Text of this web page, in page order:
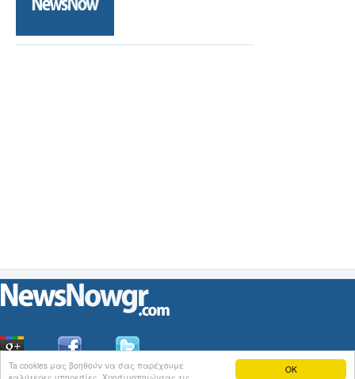
OK
Ta cookies μας βοηθούν να σας παρέχουμε